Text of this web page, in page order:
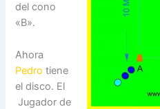
del cono
«B».
Ahora
Pedro tiene
el disco. El
Jugador de